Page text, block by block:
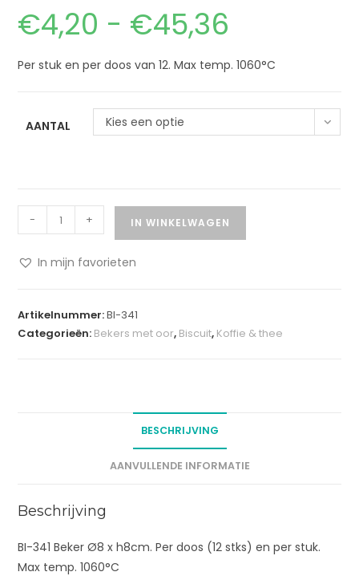
€4,20 - €45,36
Per stuk en per doos van 12. Max temp. 1060°C
AANTAL Kies een optie
- + IN WINKELWAGEN
In mijn favorieten
t
:
Artikelnummer:BI-341
Categorieën: Bekers met oor, Biscuit, Koffie & thee
BESCHRIJVING
AANVULLENDE INFORMATIE
Beschrijving
BI-341 Beker Ø8 x h8cm. Per doos (12 stks) en per stuk.
Max temp. 1060°C